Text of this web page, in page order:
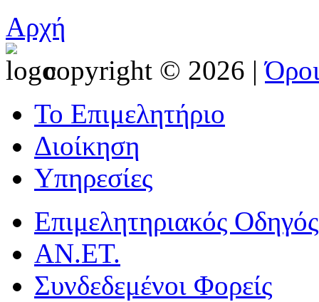
Αρχή
copyright © 2026 |
Το Επιμελητήριο
Διοίκηση
Υπηρεσίες
Επιμελητηριακός Οδηγός
ΑΝ.ΕΤ.
Συνδεδεμένοι Φορείς